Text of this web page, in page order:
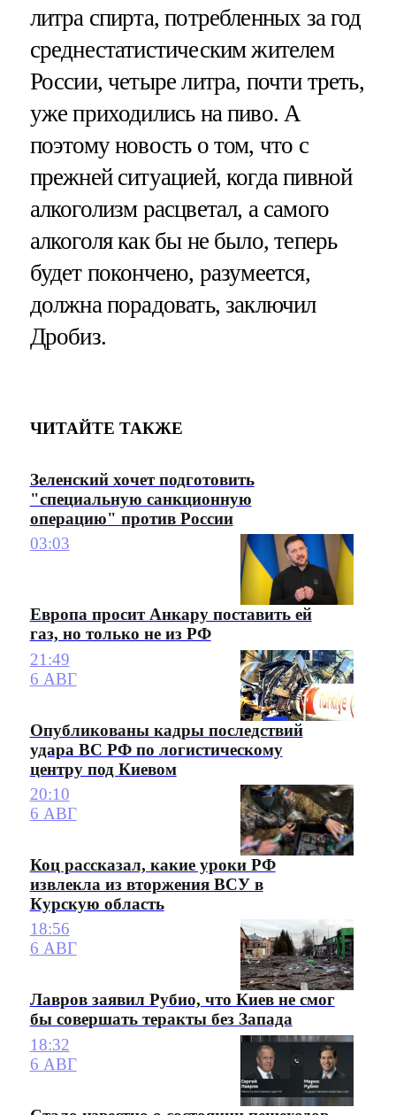
литра спирта, потребленных за год
среднестатистическим жителем
России, четыре литра, почти треть,
уже приходились на пиво. А
поэтому новость о том, что с
прежней ситуацией, когда пивной
алкоголизм расцветал, а самого
алкоголя как бы не было, теперь
будет покончено, разумеется,
должна порадовать, заключил
Дробиз.
ЧИТАЙТЕ ТАКЖЕ
Зеленский хочет подготовить
"специальную санкционную
операцию" против России
03:03
Европа просит Анкару поставить ей
газ, но только не из РФ
21:49
6 АВГ
Опубликованы кадры последствий
удара ВС РФ по логистическому
центру под Киевом
20:10
6 АВГ
Коц рассказал, какие уроки РФ
извлекла из вторжения ВСУ в
Курскую область
18:56
6 АВГ
Лавров заявил Рубио, что Киев не смог
бы совершать теракты без Запада
18:32
6 АВГ